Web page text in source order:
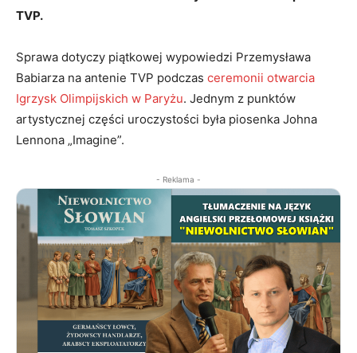
TVP.
Sprawa dotyczy piątkowej wypowiedzi Przemysława
Babiarza na antenie TVP podczas ceremonii otwarcia
Igrzysk Olimpijskich w Paryżu. Jednym z punktów
artystycznej części uroczystości była piosenka Johna
Lennona „Imagine”.
- Reklama -